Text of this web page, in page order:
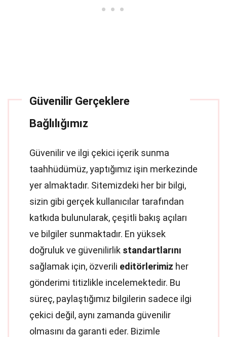
Güvenilir Gerçeklere
Bağlılığımız
Güvenilir ve ilgi çekici içerik sunma
taahhüdümüz, yaptığımız işin merkezinde
yer almaktadır. Sitemizdeki her bir bilgi,
sizin gibi gerçek kullanıcılar tarafından
katkıda bulunularak, çeşitli bakış açıları
ve bilgiler sunmaktadır. En yüksek
doğruluk ve güvenilirlik standartlarını
sağlamak için, özverili editörlerimiz her
gönderimi titizlikle incelemektedir. Bu
süreç, paylaştığımız bilgilerin sadece ilgi
çekici değil, aynı zamanda güvenilir
olmasını da garanti eder. Bizimle